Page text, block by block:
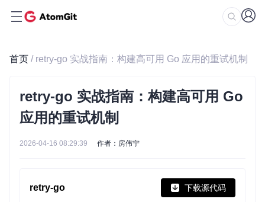
首页 / retry-go 实战指南：构建高可用 Go 应用的重试机制
retry-go 实战指南：构建高可用 Go
应用的重试机制
2026-04-16 08:29:39 作者：房伟宁
retry-go 下载源代码